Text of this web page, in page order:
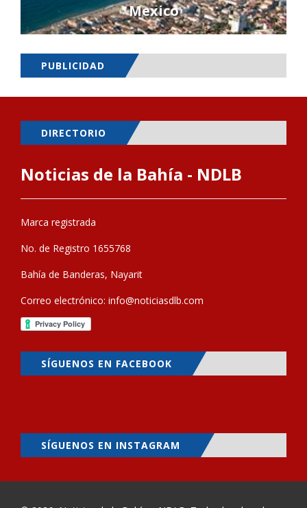
Mexico
PUBLICIDAD
DIRECTORIO
Noticias de la Bahía - NDLB
Marca registrada
No. de Registro 1655768
Bahía de Banderas, Nayarit
Correo electrónico: info@noticiasdlb.com
SÍGUENOS EN FACEBOOK
SÍGUENOS EN INSTAGRAM